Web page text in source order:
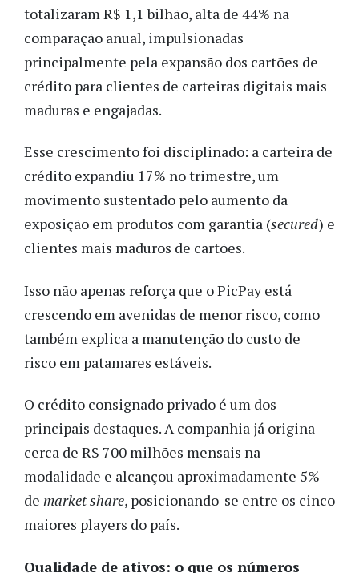
totalizaram R$ 1,1 bilhão, alta de 44% na
comparação anual, impulsionadas
principalmente pela expansão dos cartões de
crédito para clientes de carteiras digitais mais
maduras e engajadas.
Esse crescimento foi disciplinado: a carteira de
crédito expandiu 17% no trimestre, um
movimento sustentado pelo aumento da
exposição em produtos com garantia (secured) e
clientes mais maduros de cartões.
Isso não apenas reforça que o PicPay está
crescendo em avenidas de menor risco, como
também explica a manutenção do custo de
risco em patamares estáveis.
O crédito consignado privado é um dos
principais destaques. A companhia já origina
cerca de R$ 700 milhões mensais na
modalidade e alcançou aproximadamente 5%
de market share, posicionando-se entre os cinco
maiores players do país.
Qualidade de ativos: o que os números